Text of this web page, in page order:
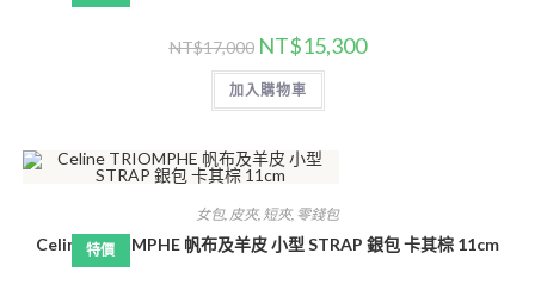
NT$17,000 NT$15,300
加入購物車
特價
女包, 皮夾, 短夾, 零錢包
Celine TRIOMPHE 帆布及羊皮 小型 STRAP 銀包 卡其棕 11cm